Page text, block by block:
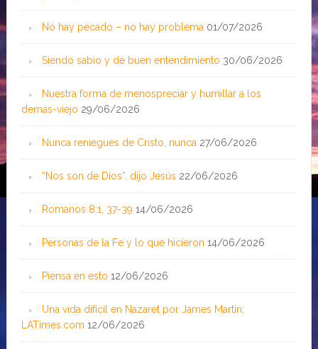
No hay pecado – no hay problema 01/07/2026
Siendo sabio y de buen entendimiento 30/06/2026
Nuestra forma de menospreciar y humillar a los
demás-viejo 29/06/2026
Nunca reniegues de Cristo, nunca 27/06/2026
“Nos son de Dios”, dijo Jesús 22/06/2026
Romanos 8:1, 37-39 14/06/2026
Personas de la Fe y lo que hicieron 14/06/2026
Piensa en esto 12/06/2026
Una vida difícil en Nazaret por James Martin;
LATimes.com 12/06/2026